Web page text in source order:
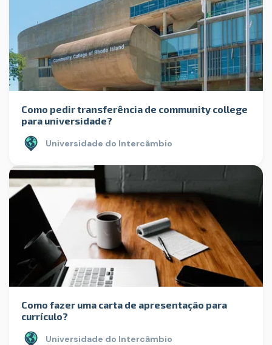
Como pedir transferência de community college
para universidade?
Universidade do Intercâmbio
Como fazer uma carta de apresentação para
currículo?
Universidade do Intercâmbio